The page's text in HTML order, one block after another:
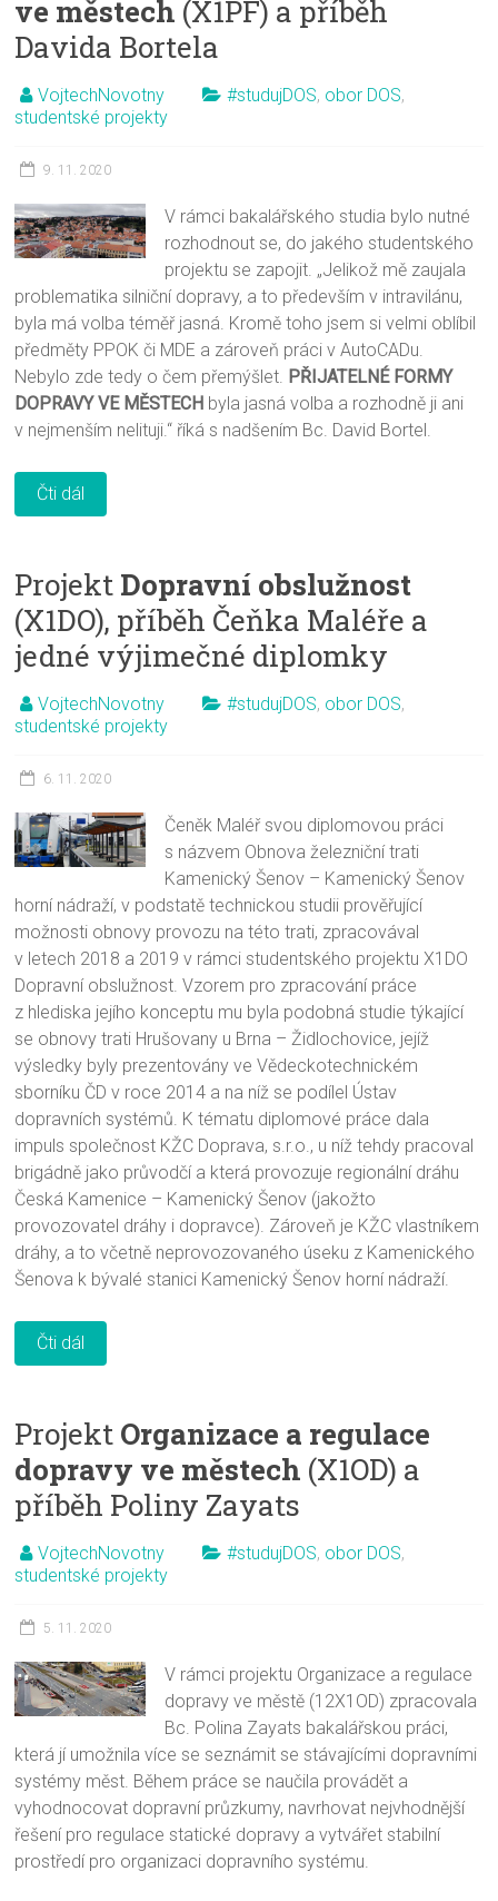
ve městech (X1PF) a příběh
Davida Bortela
VojtechNovotny #studujDOS, obor DOS,
studentské projekty
9. 11. 2020
V rámci bakalářského studia bylo nutné
rozhodnout se, do jakého studentského
projektu se zapojit. „Jelikož mě zaujala
problematika silniční dopravy, a to především v intravilánu,
byla má volba téměř jasná. Kromě toho jsem si velmi oblíbil
předměty PPOK či MDE a zároveň práci v AutoCADu.
Nebylo zde tedy o čem přemýšlet. PŘIJATELNÉ FORMY
DOPRAVY VE MĚSTECH byla jasná volba a rozhodně ji ani
v nejmenším nelituji.“ říká s nadšením Bc. David Bortel.
Čti dál
Projekt Dopravní obslužnost
(X1DO), příběh Čeňka Maléře a
jedné výjimečné diplomky
VojtechNovotny #studujDOS, obor DOS,
studentské projekty
6. 11. 2020
Čeněk Maléř svou diplomovou práci
s názvem Obnova železniční trati
Kamenický Šenov – Kamenický Šenov
horní nádraží, v podstatě technickou studii prověřující
možnosti obnovy provozu na této trati, zpracovával
v letech 2018 a 2019 v rámci studentského projektu X1DO
Dopravní obslužnost. Vzorem pro zpracování práce
z hlediska jejího konceptu mu byla podobná studie týkající
se obnovy trati Hrušovany u Brna – Židlochovice, jejíž
výsledky byly prezentovány ve Vědeckotechnickém
sborníku ČD v roce 2014 a na níž se podílel Ústav
dopravních systémů. K tématu diplomové práce dala
impuls společnost KŽC Doprava, s.r.o., u níž tehdy pracoval
brigádně jako průvodčí a která provozuje regionální dráhu
Česká Kamenice – Kamenický Šenov (jakožto
provozovatel dráhy i dopravce). Zároveň je KŽC vlastníkem
dráhy, a to včetně neprovozovaného úseku z Kamenického
Šenova k bývalé stanici Kamenický Šenov horní nádraží.
Čti dál
Projekt Organizace a regulace
dopravy ve městech (X1OD) a
příběh Poliny Zayats
VojtechNovotny #studujDOS, obor DOS,
studentské projekty
5. 11. 2020
V rámci projektu Organizace a regulace
dopravy ve městě (12X1OD) zpracovala
Bc. Polina Zayats bakalářskou práci,
která jí umožnila více se seznámit se stávajícími dopravními
systémy měst. Během práce se naučila provádět a
vyhodnocovat dopravní průzkumy, navrhovat nejvhodnější
řešení pro regulace statické dopravy a vytvářet stabilní
prostředí pro organizaci dopravního systému.